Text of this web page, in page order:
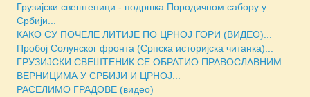
Грузијски свештеници - подршка Породичном сабору у
Србији...
КАКО СУ ПОЧЕЛЕ ЛИТИЈЕ ПО ЦРНОЈ ГОРИ (ВИДЕО)...
Пробој Солунског фронта (Српска историјска читанка)...
ГРУЗИЈСКИ СВЕШТЕНИК СЕ ОБРАТИО ПРАВОСЛАВНИМ
ВЕРНИЦИМА У СРБИЈИ И ЦРНОЈ...
РАСЕЛИМО ГРАДОВЕ (видео)